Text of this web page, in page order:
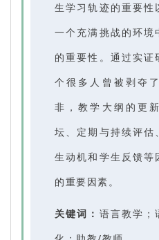
生学习轨迹的重要性
一个充满挑战的环境
的重要性。通过实
个很多人曾被剥夺
非，教学大纲的更
坛、定期与持续评估
生动机和学生反馈等
的重要因素。
关键词： 语言教学；